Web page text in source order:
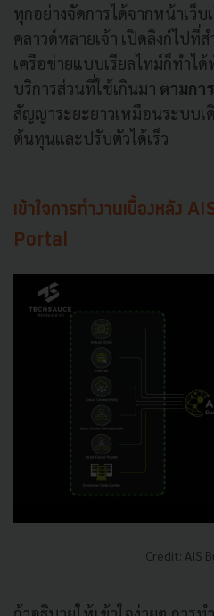
ทุกอย่างจัดการได้จากหน้าเว็บ
คลาวด์หลายเจ้า เปิดลิงก์ไปที่
เครือข่ายแบบเรียลไทม์ก็ทำไ
บริการส่วนที่ใช้เกินมา ตามกา
สัญญาระยะยาวเหมือนระบบเ
ต้นทุนและปรับตัวได้เร็ว
เข้าใจการทำงานเบื้องหลัง
Portal
Credit: AIS